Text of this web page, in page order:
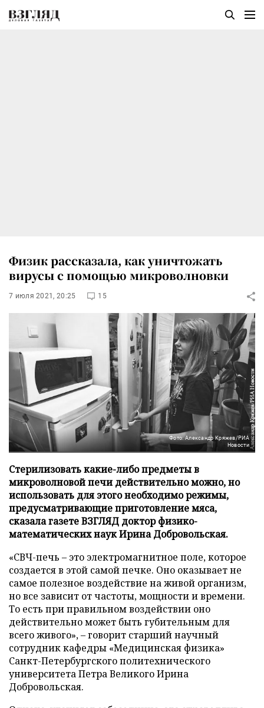
Физик рассказала, как уничтожать
вирусы с помощью микроволновки
7 июля 2021, 20:25 15
Фото: Александр Кряжев/РИА
Новости
Стерилизовать какие-либо предметы в
микроволновой печи действительно можно, но
использовать для этого необходимо режимы,
предусматривающие приготовление мяса,
сказала газете ВЗГЛЯД доктор физико-
математических наук Ирина Добровольская.
«СВЧ-печь – это электромагнитное поле, которое
создается в этой самой печке. Оно оказывает не
самое полезное воздействие на живой организм,
но все зависит от частоты, мощности и времени.
То есть при правильном воздействии оно
действительно может быть губительным для
всего живого», – говорит старший научный
сотрудник кафедры «Медицинская физика»
Санкт-Петербургского политехнического
университета Петра Великого Ирина
Добровольская.